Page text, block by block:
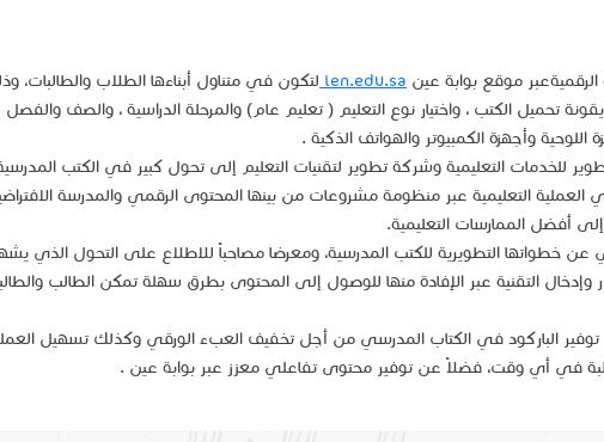
الرقميةعبر موقع بوابة عين ien.edu.sa لتكون في متناول أبناءها الطلاب والطالبات،
تحميل الكتب ، واختيار نوع التعليم ( تعليم عام) والمرحلة الدراسية ، والصف والفصل
وأجهزة الكمبيوتر والهواتف الذكية .
للخدمات التعليمية وشركة تطوير لتقنيات التعليم إلى تحول كبير في الكتب
التعليمية عبر منظومة مشروعات من بينها المحتوى الرقمي والمدرسة
أفضل الممارسات التعليمية.
عن خطواتها التطويرية للكتب المدرسية، ومعرضا مصاحباً للاطلاع على التحول الذي
وإدخال التقنية عبر الإفادة منها للوصول إلى المحتوى بطرق سهلة تمكن الطالب
الباركود في الكتاب المدرسي من أجل تخفيف العبء الورقي وكذلك تسهيل
في أي وقت، فضلاً عن توفير محتوى تفاعلي معزز عبر بوابة عين .